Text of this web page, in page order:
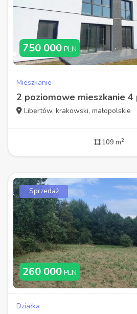
750 000 PLN
Mieszkanie
Libertów, krakowski, małopolskie
109 m2
Sprzedaż
260 000 PLN
Działka